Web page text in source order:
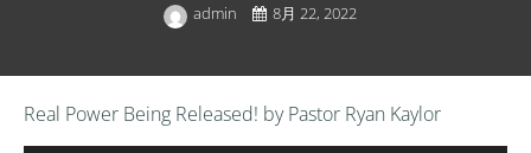
admin 8月 22, 2022
Real Power Being Released! by Pastor Ryan Kaylor